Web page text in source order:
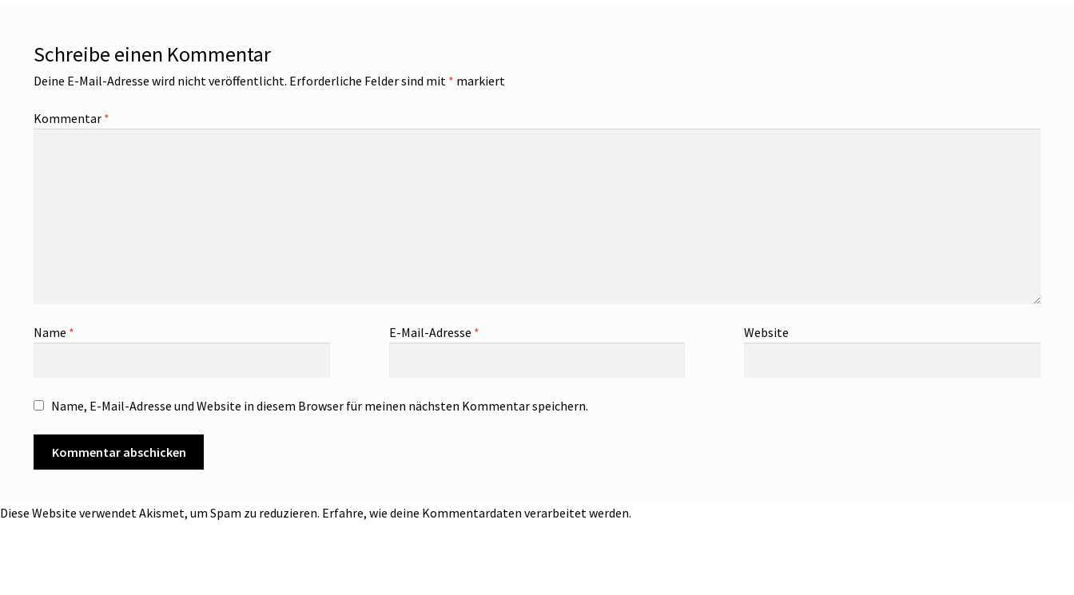
Schreibe einen Kommentar
Deine E-Mail-Adresse wird nicht veröffentlicht. Erforderliche Felder sind mit * markiert
Kommentar *
Name * E-Mail-Adresse * Website
Name, E-Mail-Adresse und Website in diesem Browser für meinen nächsten Kommentar speichern.
Diese Website verwendet Akismet, um Spam zu reduzieren. Erfahre, wie deine Kommentardaten verarbeitet werden.